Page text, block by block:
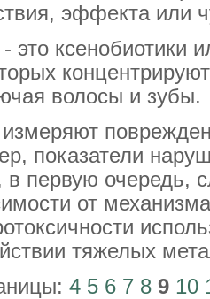
эффекта или
это ксенобиотики
волосы и зубы.
показатели
первую очередь,
от
тяжелых
4 5 6 7 8 9 10